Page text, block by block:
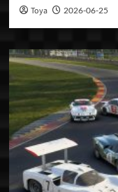
Toya 2026-06-25